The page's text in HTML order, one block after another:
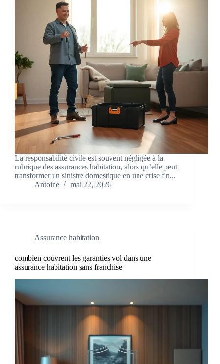
La responsabilité civile est souvent négligée à la
rubrique des assurances habitation, alors qu’elle peut
transformer un sinistre domestique en une crise fin...
Antoine
mai 22, 2026
Assurance habitation
combien couvrent les garanties vol dans une
assurance habitation sans franchise